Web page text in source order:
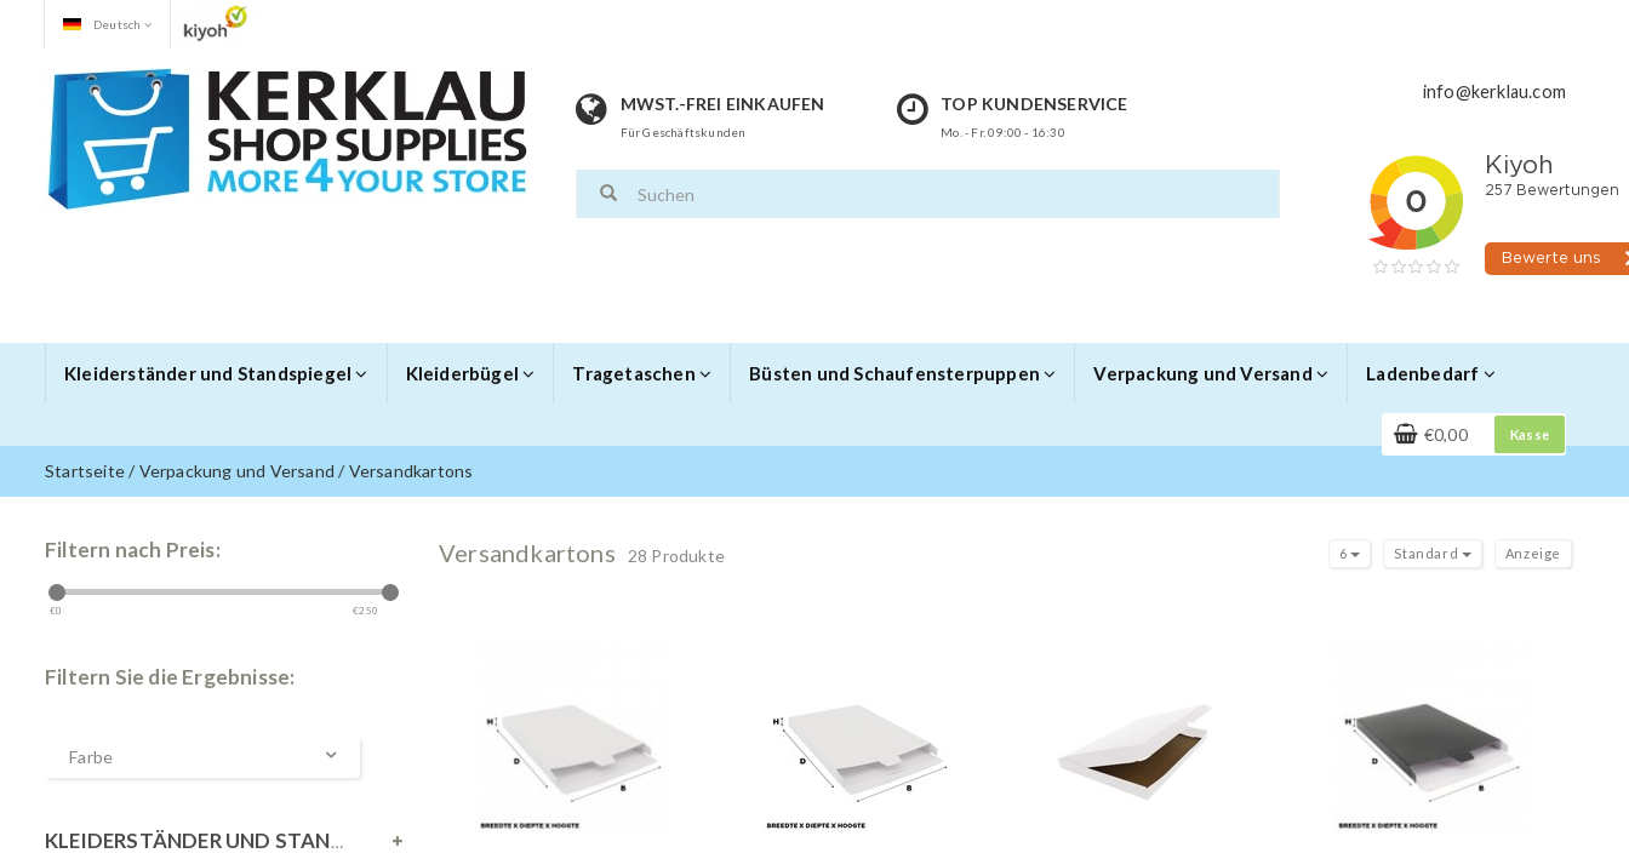
Deutsch
MWST.-FREI EINKAUFEN
Für Geschäftskunden
TOP KUNDENSERVICE
Mo. - Fr. 09:00 - 16:30
info@kerklau.com
Kleiderständer und Standspiegel Kleiderbügel Tragetaschen Büsten und Schaufensterpuppen Verpackung und Versand Ladenbedarf
€0,00 Kasse
Startseite/Verpackung und Versand /Versandkartons
Filtern nach Preis:
€0 €250
Filtern Sie die Ergebnisse:
Farbe
KLEIDERSTÄNDER UND STANDSPIEGEL
Versandkartons 28 Produkte Anzeige
Standard
6